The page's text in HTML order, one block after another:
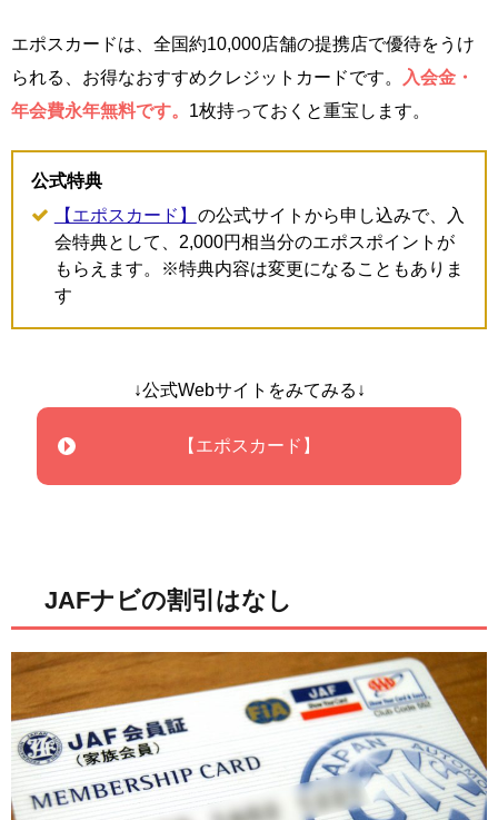
エポスカードは、全国約10,000店舗の提携店で優待をうけ
られる、お得なおすすめクレジットカードです。
入会金・
年会費永年無料です。 1枚持っておくと重宝します。
公式特典
【エポスカード】 の公式サイトから申し込みで、入
会特典として、2,000円相当分のエポスポイントが
もらえます。※特典内容は変更になることもありま
す
↓公式Webサイトをみてみる↓
【エポスカード】
JAFナビの割引はなし